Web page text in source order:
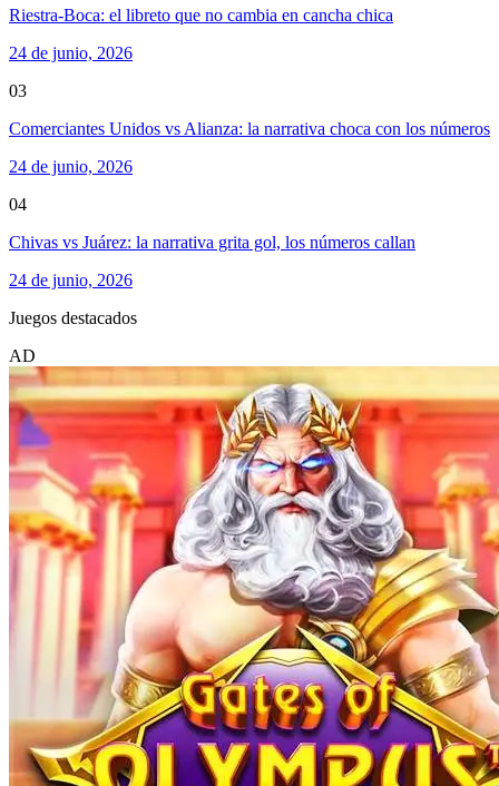
Riestra-Boca: el libreto que no cambia en cancha chica
24 de junio, 2026
03
Comerciantes Unidos vs Alianza: la narrativa choca con los números
24 de junio, 2026
04
Chivas vs Juárez: la narrativa grita gol, los números callan
24 de junio, 2026
Juegos destacados
AD